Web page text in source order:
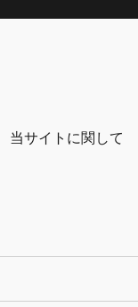
当サイトに関して